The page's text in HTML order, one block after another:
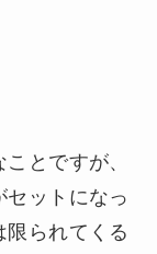
とですが、
ットになっ
られてくる